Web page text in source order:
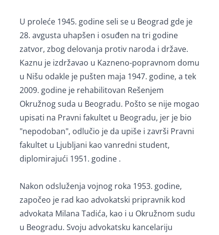
U proleće 1945. godine seli se u Beograd gde je
28. avgusta uhapšen i osuđen na tri godine
zatvor, zbog delovanja protiv naroda i države.
Kaznu je izdržavao u Kazneno-popravnom domu
u Nišu odakle je pušten maja 1947. godine, a tek
2009. godine je rehabilitovan Rešenjem
Okružnog suda u Beogradu. Pošto se nije mogao
upisati na Pravni fakultet u Beogradu, jer je bio
"nepodoban", odlučio je da upiše i završi Pravni
fakultet u Ljubljani kao vanredni student,
diplomirajući 1951. godine .
Nakon odsluženja vojnog roka 1953. godine,
započeo je rad kao advokatski pripravnik kod
advokata Milana Tadića, kao i u Okružnom sudu
u Beogradu. Svoju advokatsku kancelariju